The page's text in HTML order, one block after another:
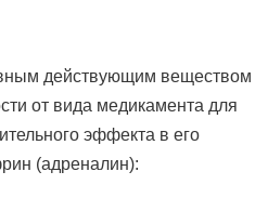
действующим веществом
от вида медикамента для
эффекта в его
(адреналин):